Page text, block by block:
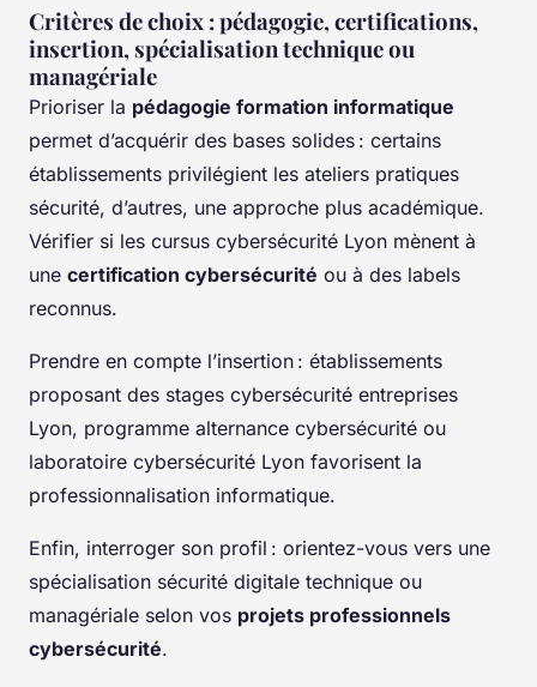
Critères de choix : pédagogie, certifications,
insertion, spécialisation technique ou
managériale
Prioriser la pédagogie formation informatique
permet d’acquérir des bases solides : certains
établissements privilégient les ateliers pratiques
sécurité, d’autres, une approche plus académique.
Vérifier si les cursus cybersécurité Lyon mènent à
une certification cybersécurité ou à des labels
reconnus.
Prendre en compte l’insertion : établissements
proposant des stages cybersécurité entreprises
Lyon, programme alternance cybersécurité ou
laboratoire cybersécurité Lyon favorisent la
professionnalisation informatique.
Enfin, interroger son profil : orientez-vous vers une
spécialisation sécurité digitale technique ou
managériale selon vos projets professionnels
cybersécurité.